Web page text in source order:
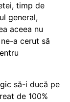
timp de
general,
aceea nu
a cerut să
să-i ducă pe
de 100%